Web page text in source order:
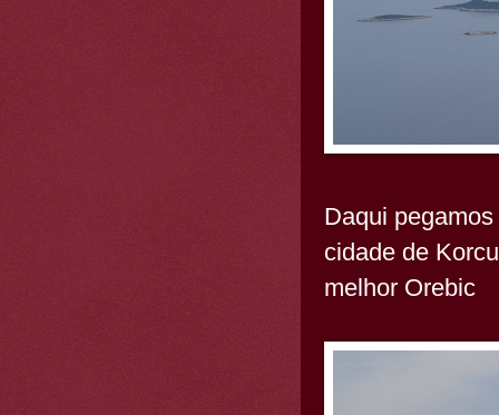
Daqui
cidade de
melhor Orebic